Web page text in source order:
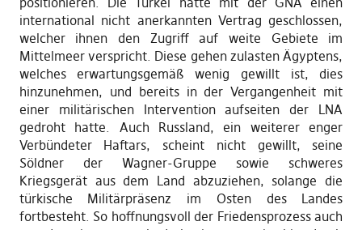
international nicht anerkannten Vertrag geschlossen,
welcher ihnen den Zugriff auf weite Gebiete im
Mittelmeer verspricht. Diese gehen zulasten Ägyptens,
welches erwartungsgemäß wenig gewillt ist, dies
hinzunehmen, und bereits in der Vergangenheit mit
einer militärischen Intervention aufseiten der LNA
gedroht hatte. Auch Russland, ein weiterer enger
Verbündeter Haftars, scheint nicht gewillt, seine
Söldner der Wagner-Gruppe sowie schweres
Kriegsgerät aus dem Land abzuziehen, solange die
türkische Militärpräsenz im Osten des Landes
fortbesteht. So hoffnungsvoll der Friedensprozess auch